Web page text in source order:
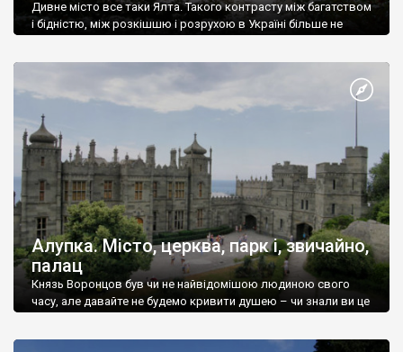
Дивне місто все таки Ялта. Такого контрасту між багатством
і бідністю, між розкішшю і розрухою в Україні більше не
Алупка. Місто, церква, парк і, звичайно,
палац
Князь Воронцов був чи не найвідомішою людиною свого
часу, але давайте не будемо кривити душею – чи знали ви це